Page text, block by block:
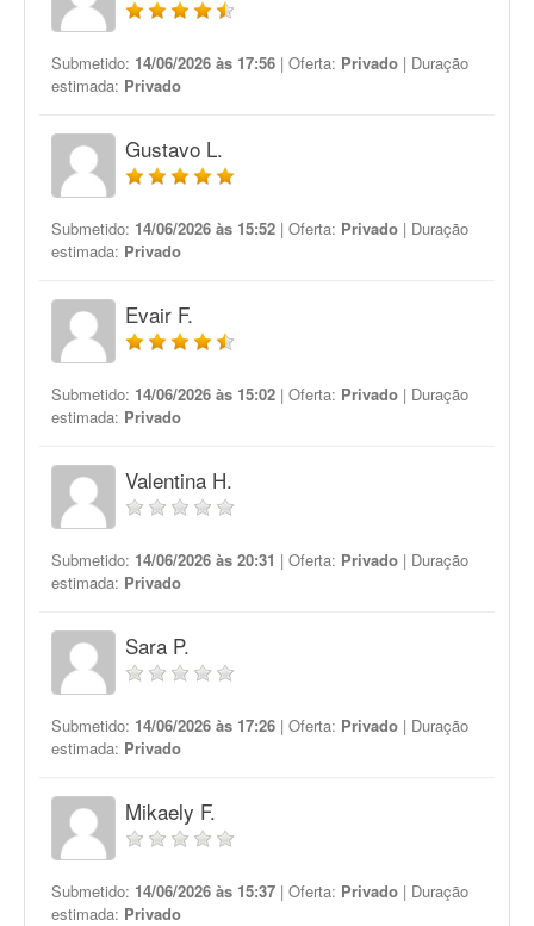
Submetido: 14/06/2026 às 17:56 | Oferta: Privado | Duração
estimada: Privado
Gustavo L.
Submetido: 14/06/2026 às 15:52 | Oferta: Privado | Duração
estimada: Privado
Evair F.
Submetido: 14/06/2026 às 15:02 | Oferta: Privado | Duração
estimada: Privado
Valentina H.
Submetido: 14/06/2026 às 20:31 | Oferta: Privado | Duração
estimada: Privado
Sara P.
Submetido: 14/06/2026 às 17:26 | Oferta: Privado | Duração
estimada: Privado
Mikaely F.
Submetido: 14/06/2026 às 15:37 | Oferta: Privado | Duração
estimada: Privado